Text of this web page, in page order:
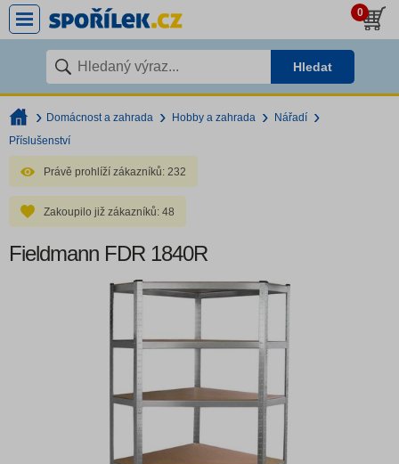
0
Hledat
Domácnost a zahrada Hobby a zahrada
Nářadí
Příslušenství
Právě prohlíží zákazníků: 232
Zakoupilo již zákazníků: 48
Fieldmann FDR 1840R